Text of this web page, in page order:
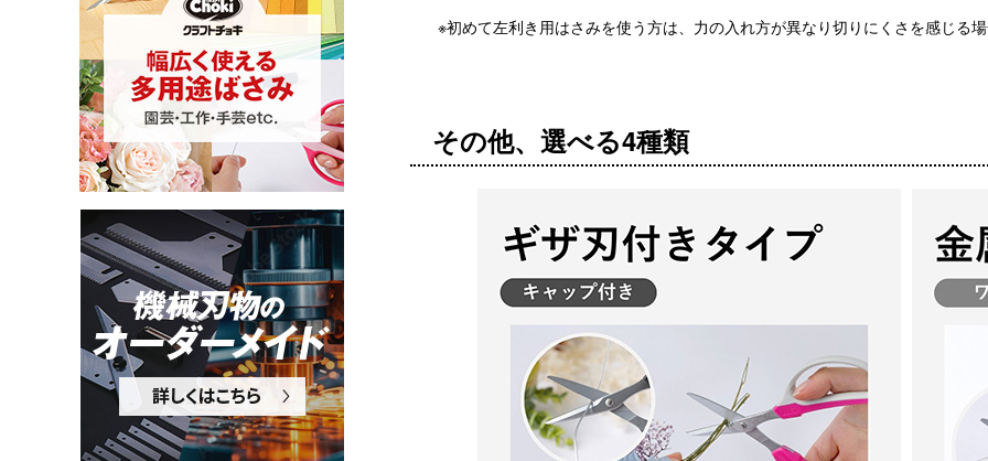
※初めて左利き用はさみを使う方は、力の入れ方が異なり切りにくさを感じる
その他、選べる4種類